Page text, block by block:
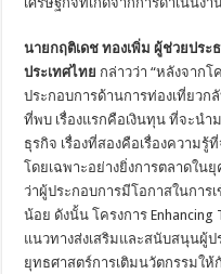
นายกฤติเดช ทองเพิ่ม ผู้ช่วยปร
ประเทศไทย กล่าวว่า “หลังจาก
ประกอบการด้านการท่องเที่ยวก
ที่พบ เรื่องแรกคือเงินทุน ที่จะนำ
ธุรกิจ เรื่องที่สองคือเรื่องความ
โดยเฉพาะอย่างยิ่งการตลาดใ
ว่าผู้ประกอบการมีโอกาสในการ
น้อย ดังนั้น โครงการ
แนวทางส่งเสริมและสนับสนุนผู้
ยุทธศาสตร์การเติมนวัตกรรมให้